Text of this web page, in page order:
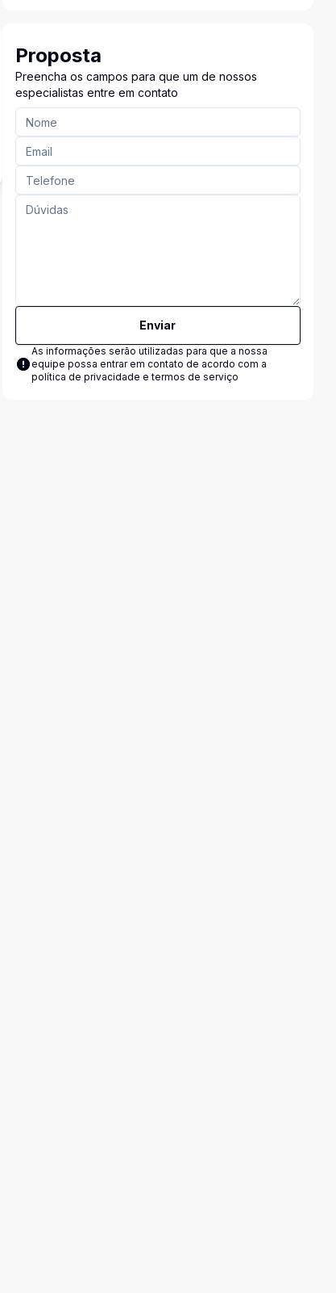
Proposta
Preencha os campos para que um de nossos
especialistas entre em contato
Enviar
As informações serão utilizadas para que a nossa
equipe possa entrar em contato de acordo com a
política de privacidade e termos de serviço